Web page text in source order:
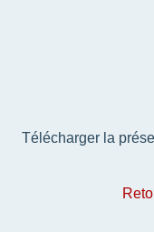
Télécharger la